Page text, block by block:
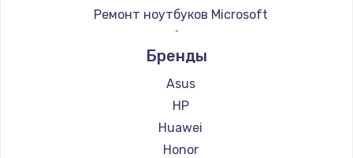
Ремонт ноутбуков Microsoft
Ремонт ноутбуков Alienware
Ремонт ноутбуков Aquarius
Ремонт ноутбуков Gigabyte
Ремонт ноутбуков Aorus
Ремонт ноутбуков Maibenben
Ремонт ноутбуков Getac
Бренды
Asus
HP
Huawei
Honor